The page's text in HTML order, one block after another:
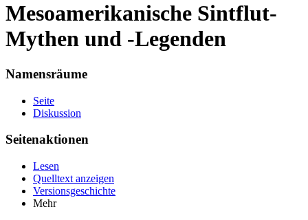
Mesoamerikanische Sintflut-
Mythen und -Legenden
Namensräume
Seite
Diskussion
Seitenaktionen
Lesen
Quelltext anzeigen
Versionsgeschichte
Mehr